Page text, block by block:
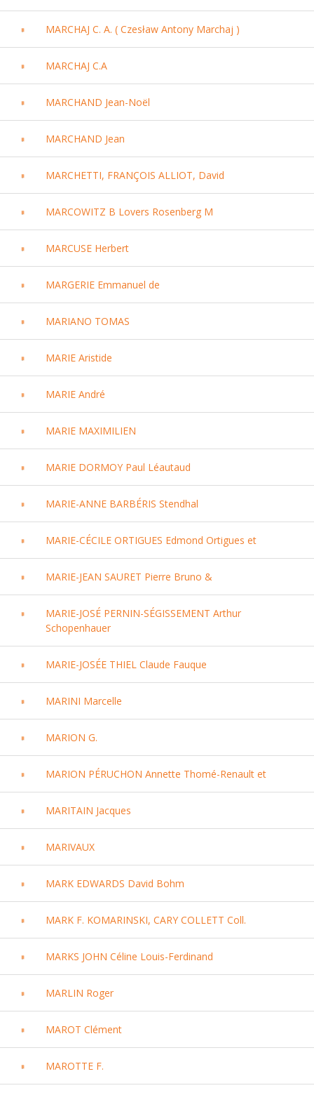
MARCHAJ C. A. ( Czesław Antony Marchaj )
MARCHAJ C.A
MARCHAND Jean-Noël
MARCHAND Jean
MARCHETTI, FRANÇOIS ALLIOT, David
MARCOWITZ B Lovers Rosenberg M
MARCUSE Herbert
MARGERIE Emmanuel de
MARIANO TOMAS
MARIE Aristide
MARIE André
MARIE MAXIMILIEN
MARIE DORMOY Paul Léautaud
MARIE-ANNE BARBÉRIS Stendhal
MARIE-CÉCILE ORTIGUES Edmond Ortigues et
MARIE-JEAN SAURET Pierre Bruno &
MARIE-JOSÉ PERNIN-SÉGISSEMENT Arthur
Schopenhauer
MARIE-JOSÉE THIEL Claude Fauque
MARINI Marcelle
MARION G.
MARION PÉRUCHON Annette Thomé-Renault et
MARITAIN Jacques
MARIVAUX
MARK EDWARDS David Bohm
MARK F. KOMARINSKI, CARY COLLETT Coll.
MARKS JOHN Céline Louis-Ferdinand
MARLIN Roger
MAROT Clément
MAROTTE F.